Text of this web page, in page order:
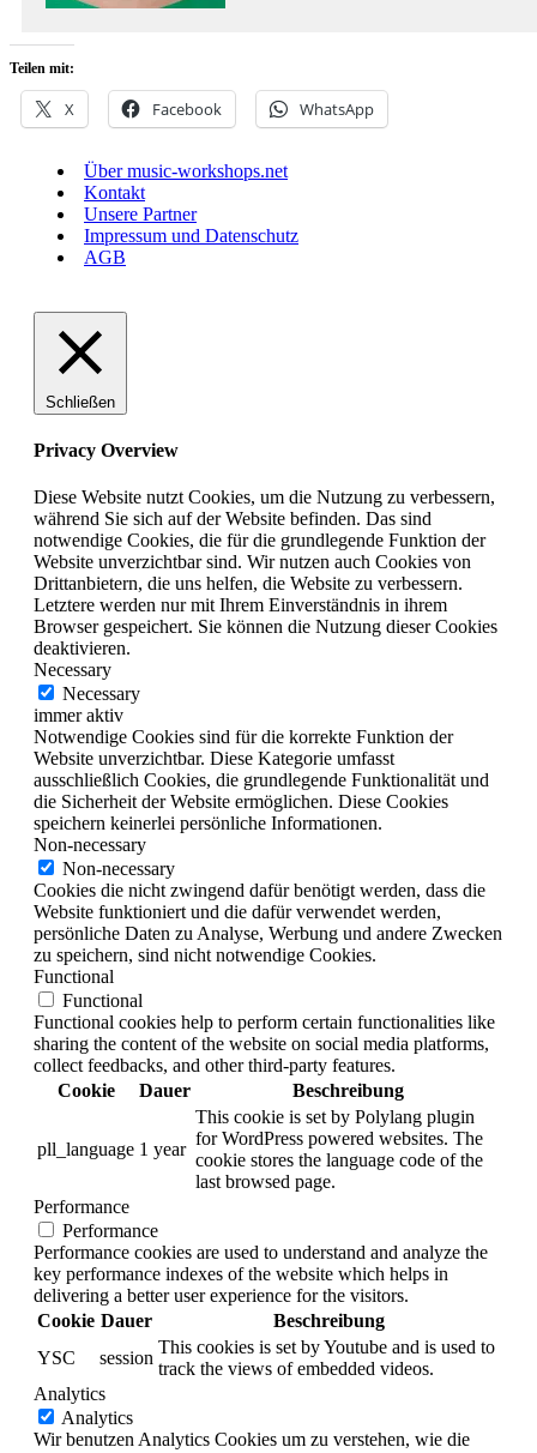
Teilen mit:
X Facebook WhatsApp
Über music-workshops.net
Kontakt
Unsere Partner
Impressum und Datenschutz
AGB
Schließen
Privacy Overview
Diese Website nutzt Cookies, um die Nutzung zu verbessern,
während Sie sich auf der Website befinden. Das sind
notwendige Cookies, die für die grundlegende Funktion der
Website unverzichtbar sind. Wir nutzen auch Cookies von
Drittanbietern, die uns helfen, die Website zu verbessern.
Letztere werden nur mit Ihrem Einverständnis in ihrem
Browser gespeichert. Sie können die Nutzung dieser Cookies
deaktivieren.
Necessary
Necessary
immer aktiv
Notwendige Cookies sind für die korrekte Funktion der
Website unverzichtbar. Diese Kategorie umfasst
ausschließlich Cookies, die grundlegende Funktionalität und
die Sicherheit der Website ermöglichen. Diese Cookies
speichern keinerlei persönliche Informationen.
Non-necessary
Non-necessary
Cookies die nicht zwingend dafür benötigt werden, dass die
Website funktioniert und die dafür verwendet werden,
persönliche Daten zu Analyse, Werbung und andere Zwecken
zu speichern, sind nicht notwendige Cookies.
Functional
Functional
Functional cookies help to perform certain functionalities like
sharing the content of the website on social media platforms,
collect feedbacks, and other third-party features.
Cookie
Dauer Beschreibung
pll_language 1 year
This cookie is set by Polylang plugin
for WordPress powered websites. The
cookie stores the language code of the
last browsed page.
Performance
Performance
Performance cookies are used to understand and analyze the
key performance indexes of the website which helps in
delivering a better user experience for the visitors.
Cookie Dauer
Beschreibung
YSC
session
This cookies is set by Youtube and is used to
track the views of embedded videos.
Analytics
Analytics
Wir benutzen Analytics Cookies um zu verstehen, wie die